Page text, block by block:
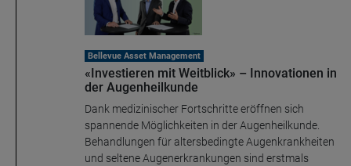
Bellevue Asset Management
«Investieren mit Weitblick» – Innovationen in
der Augenheilkunde
Dank medizinischer Fortschritte eröffnen sich
spannende Möglichkeiten in der Augenheilkunde.
Behandlungen für altersbedingte Augenkrankheiten
und seltene Augenerkrankungen sind erstmals